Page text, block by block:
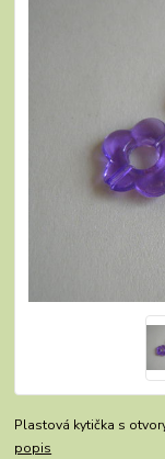
Plastová kytička s
popis